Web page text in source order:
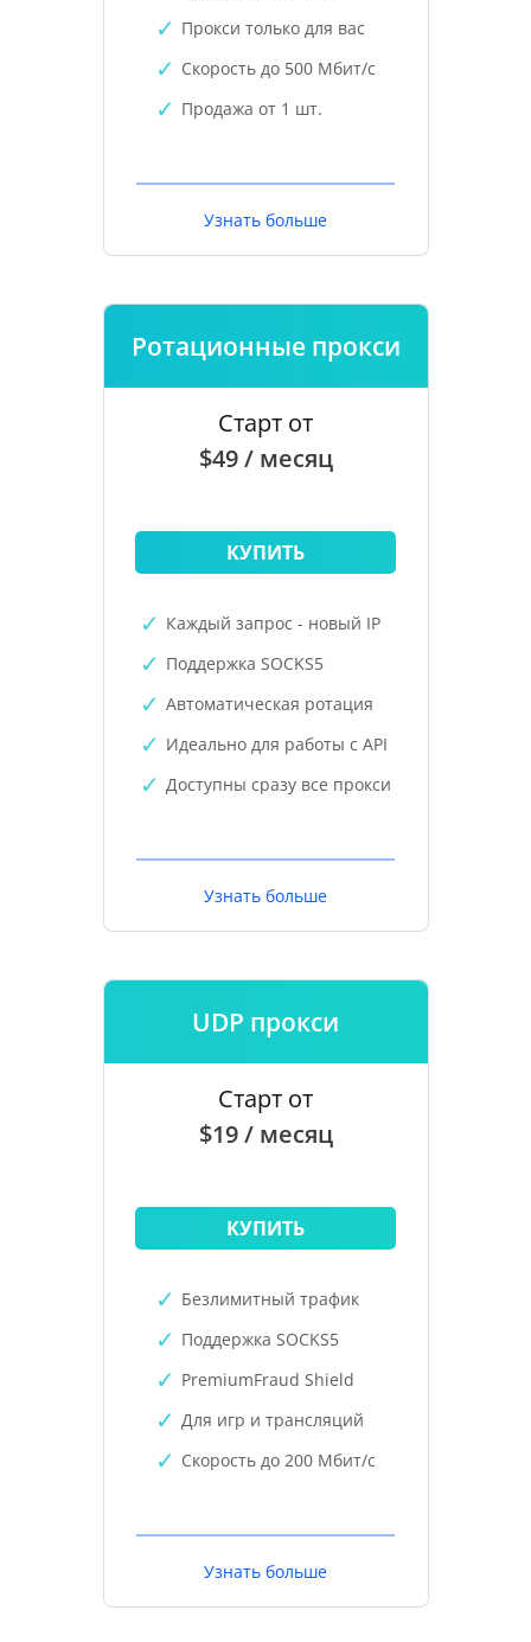
Прокси только для вас
Скорость до 500 Мбит/с
Продажа от 1 шт.
Узнать больше
Ротационные прокси
Старт от
$49 / месяц
КУПИТЬ
Каждый запрос - новый IP
Поддержка SOCKS5
Автоматическая ротация
Идеально для работы с API
Доступны сразу все прокси
Узнать больше
UDP прокси
Старт от
$19 / месяц
КУПИТЬ
Безлимитный трафик
Поддержка SOCKS5
PremiumFraud Shield
Для игр и трансляций
Скорость до 200 Мбит/с
Узнать больше